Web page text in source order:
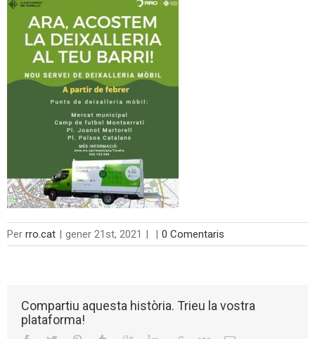
Per rro.cat | gener 21st, 2021 | | 0 Comentaris
Compartiu aquesta història. Trieu la vostra
plataforma!